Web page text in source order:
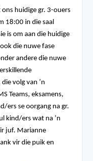
ons huidige gr. 3-ouers
18:00 in die saal
is om aan die huidige
die nuwe fase
andere die nuwe
volg van ’n
Teams, eksamens,
ers se oorgang na gr.
kind/ers wat na ’n
juf. Marianne
vir die puik en